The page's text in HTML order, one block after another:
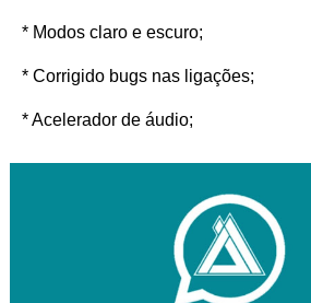
* Modos claro e escuro;
* Corrigido bugs nas ligações;
* Acelerador de áudio;